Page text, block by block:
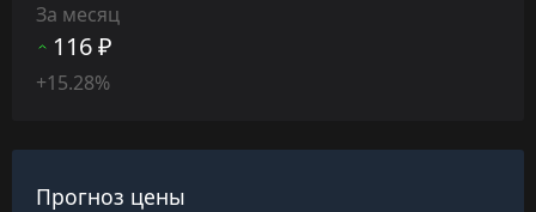
За месяц
116 ₽
+15.28%
Прогноз цены